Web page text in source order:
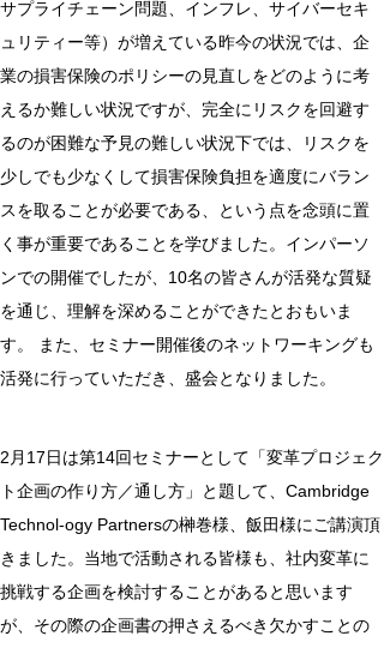
サプライチェーン問題、インフレ、サイバーセキ
ュリティー等）が増えている昨今の状況では、企
業の損害保険のポリシーの見直しをどのように考
えるか難しい状況ですが、完全にリスクを回避す
るのが困難な予見の難しい状況下では、リスクを
少しでも少なくして損害保険負担を適度にバラン
スを取ることが必要である、という点を念頭に置
く事が重要であることを学びました。インパーソ
ンでの開催でしたが、10名の皆さんが活発な質疑
を通じ、理解を深めることができたとおもいま
す。 また、セミナー開催後のネットワーキングも
活発に行っていただき、盛会となりました。
2月17日は第14回セミナーとして「変革プロジェク
ト企画の作り方／通し方」と題して、Cambridge
Technol-ogy Partnersの榊巻様、飯田様にご講演頂
きました。当地で活動される皆様も、社内変革に
挑戦する企画を検討することがあると思います
が、その際の企画書の押さえるべき欠かすことの